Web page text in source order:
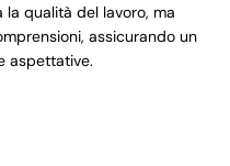
qualità del lavoro, ma
assicurando un
aspettative.